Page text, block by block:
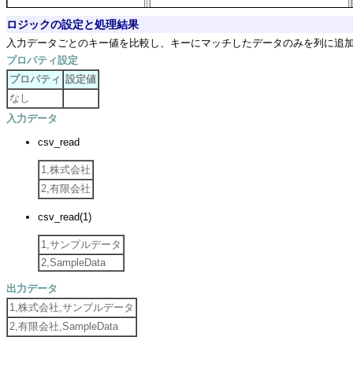
ロジックの設定と処理結果
入力データごとのキー値を比較し、キーにマッチしたデータのみを列に追
プロパティ設定
プロパティ 設定値
なし
入力データ
csv_read
1,株式会社
2,有限会社
csv_read(1)
1,サンプルデータ
2,SampleData
出力データ
1,株式会社,サンプルデータ
2,有限会社,SampleData